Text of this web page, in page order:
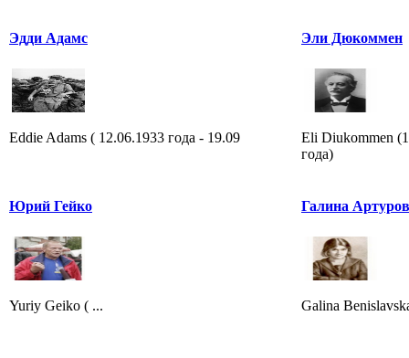
Эдди Адамс
Eddie Adams ( 12.06.1933 года - 19.09
Эли Дюкоммен
Eli Diukommen
года)
Юрий Гейко
Yuriy Geiko ( ...
Галина
Galina